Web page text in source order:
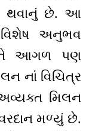
થવાનું છે. આ
અનુભવ
આગળ પણ
નાં વિચિત્ર
મિલન
વરદાન મળ્યું છે.